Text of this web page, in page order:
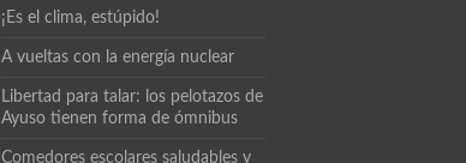
¡Es el clima, estúpido!
A vueltas con la energía nuclear
Libertad para talar: los pelotazos de
Ayuso tienen forma de ómnibus
Comedores escolares saludables y